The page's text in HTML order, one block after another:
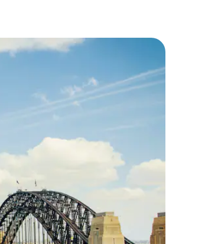
kao i da ih istražujte dodirom ili prevlačenjem.